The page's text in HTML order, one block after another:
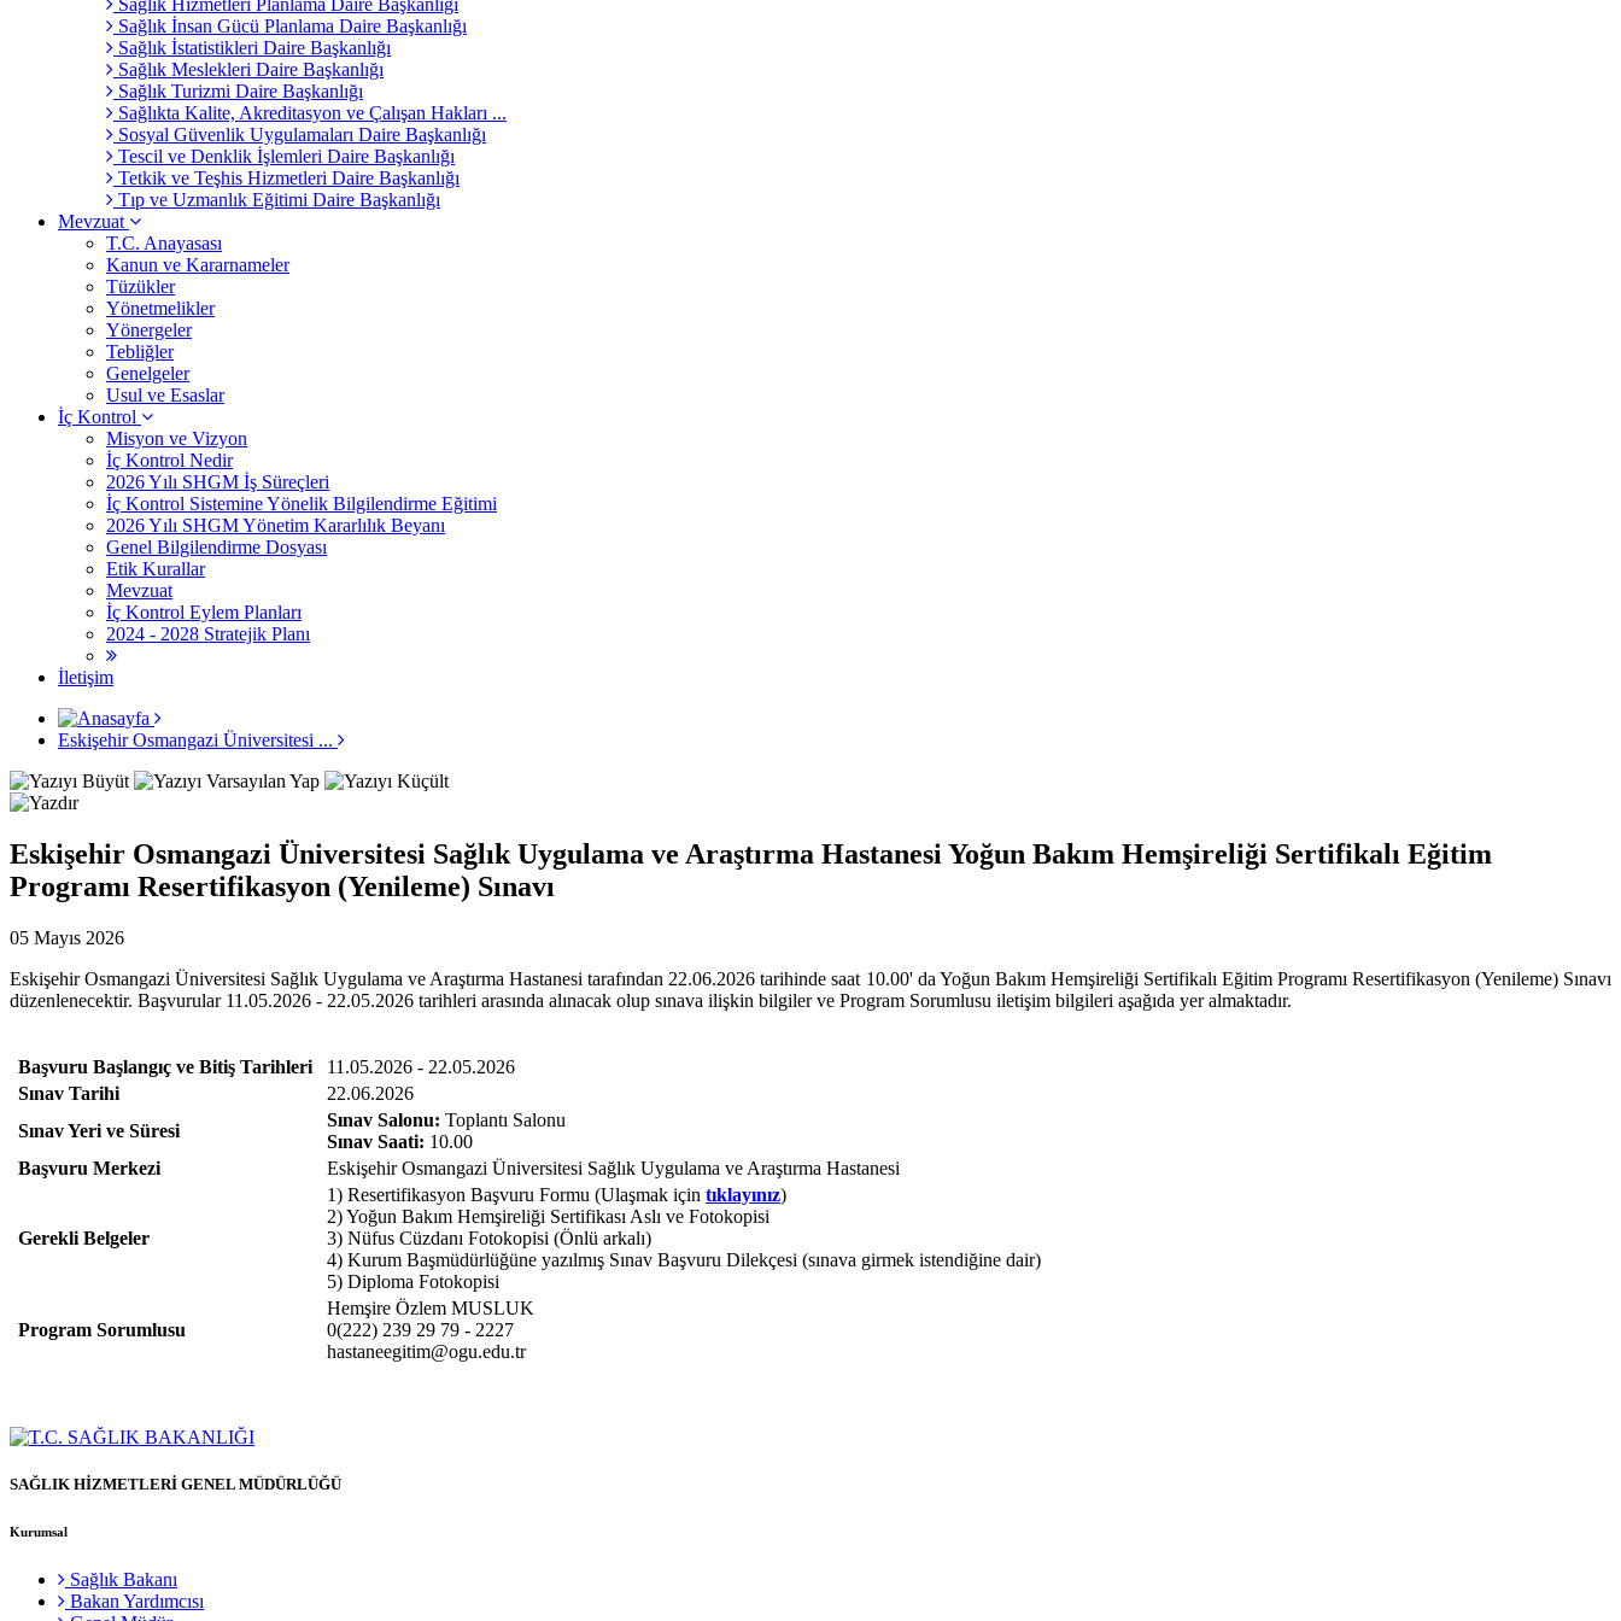
Sağlık Hizmetleri Planlama Daire Başkanlığı
Sağlık İnsan Gücü Planlama Daire Başkanlığı
Sağlık İstatistikleri Daire Başkanlığı
Sağlık Meslekleri Daire Başkanlığı
Sağlık Turizmi Daire Başkanlığı
Sağlıkta Kalite, Akreditasyon ve Çalışan Hakları ...
Sosyal Güvenlik Uygulamaları Daire Başkanlığı
Tescil ve Denklik İşlemleri Daire Başkanlığı
Tetkik ve Teşhis Hizmetleri Daire Başkanlığı
Tıp ve Uzmanlık Eğitimi Daire Başkanlığı
Mevzuat
T.C. Anayasası
Kanun ve Kararnameler
Tüzükler
Yönetmelikler
Yönergeler
Tebliğler
Genelgeler
Usul ve Esaslar
İç Kontrol
Misyon ve Vizyon
İç Kontrol Nedir
2026 Yılı SHGM İş Süreçleri
İç Kontrol Sistemine Yönelik Bilgilendirme Eğitimi
2026 Yılı SHGM Yönetim Kararlılık Beyanı
Genel Bilgilendirme Dosyası
Etik Kurallar
Mevzuat
İç Kontrol Eylem Planları
2024 - 2028 Stratejik Planı
İletişim
Eskişehir Osmangazi Üniversitesi ...
Eskişehir Osmangazi Üniversitesi Sağlık Uygulama ve Araştırma Hastanesi Yoğun Bakım Hemşireliği Sertifikalı Eğitim
Programı Resertifikasyon (Yenileme) Sınavı
05 Mayıs 2026
Eskişehir Osmangazi Üniversitesi Sağlık Uygulama ve Araştırma Hastanesi tarafından 22.06.2026 tarihinde saat 10.00' da Yoğun Bakım Hemşireliği Sertifikalı Eğitim Programı Resertifikasyon (Yenileme) Sınavı
düzenlenecektir. Başvurular 11.05.2026 - 22.05.2026 tarihleri arasında alınacak olup sınava ilişkin bilgiler ve Program Sorumlusu iletişim bilgileri aşağıda yer almaktadır.
Başvuru Başlangıç ve Bitiş Tarihleri
11.05.2026 - 22.05.2026
Sınav Tarihi
22.06.2026
Sınav Yeri ve Süresi
Sınav Salonu: Toplantı Salonu
Sınav Saati: 10.00
Başvuru Merkezi
Eskişehir Osmangazi Üniversitesi Sağlık Uygulama ve Araştırma Hastanesi
Gerekli Belgeler
1) Resertifikasyon Başvuru Formu (Ulaşmak için tıklayınız)
2) Yoğun Bakım Hemşireliği Sertifikası Aslı ve Fotokopisi
3) Nüfus Cüzdanı Fotokopisi (Önlü arkalı)
4) Kurum Başmüdürlüğüne yazılmış Sınav Başvuru Dilekçesi (sınava girmek istendiğine dair)
5) Diploma Fotokopisi
Program Sorumlusu
Hemşire Özlem MUSLUK
0(222) 239 29 79 - 2227
hastaneegitim@ogu.edu.tr
SAĞLIK HİZMETLERİ GENEL MÜDÜRLÜĞÜ
Kurumsal
Sağlık Bakanı
Bakan Yardımcısı